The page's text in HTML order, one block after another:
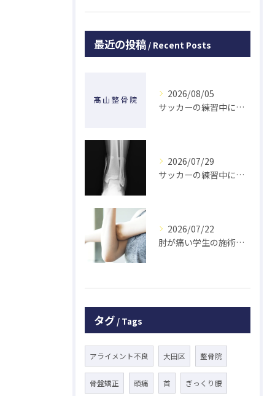
最近の投稿 Recent Posts
2026/08/05
サッカーの練習中に指を突き指して怪我した学生の初回対応と施術 大鳥居にある整骨院
2026/07/29
サッカーの練習中に足の怪我をした学生の初回対応と施術 大鳥居にある整骨院
2026/07/22
肘が痛い学生の施術 大鳥居にある整骨院
タグ Tags
アライメント不良 大田区 整骨院
骨盤矯正 頭痛 首 ぎっくり腰